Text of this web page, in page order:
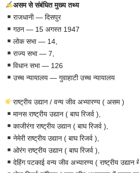
असम से संबंधित मुख्य तथ्य
राजधानी — दिसपुर
गठन — 15 अगस्त 1947
लोक सभा — 14,
राज्य सभा — 7,
विधान सभा — 126
उच्च न्यायालय — गुवाहाटी उच्च न्यायालय
राष्ट्रीय उद्यान / वन्य जीव अभ्यारण्य ( असम )
मानस राष्ट्रीय उद्यान ( बाघ रिजर्व ),
काजीरंगा राष्ट्रीय उद्यान ( बाघ रिजर्व ),
नेमेरी राष्ट्रीय उद्यान ( बाघ रिजर्व ),
ओरंग राष्ट्रीय उद्यान ( बाघ रिजर्व ),
देहिंग पटकाई वन्य जीव अभ्यारण्य ( राष्ट्रीय उद्यान